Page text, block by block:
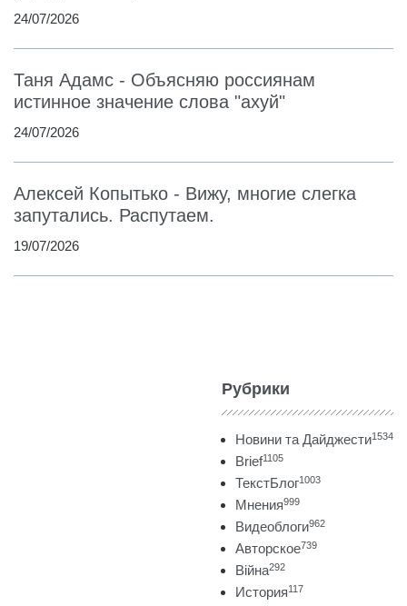
24/07/2026
Таня Адамс - Объясняю россиянам
истинное значение слова "ахуй"
24/07/2026
Алексей Копытько - Вижу, многие слегка
запутались. Распутаем.
19/07/2026
Рубрики
Новини та Дайджести1534
Brief1105
ТекстБлог1003
Мнения999
Видеоблоги962
Авторское739
Війна292
История117